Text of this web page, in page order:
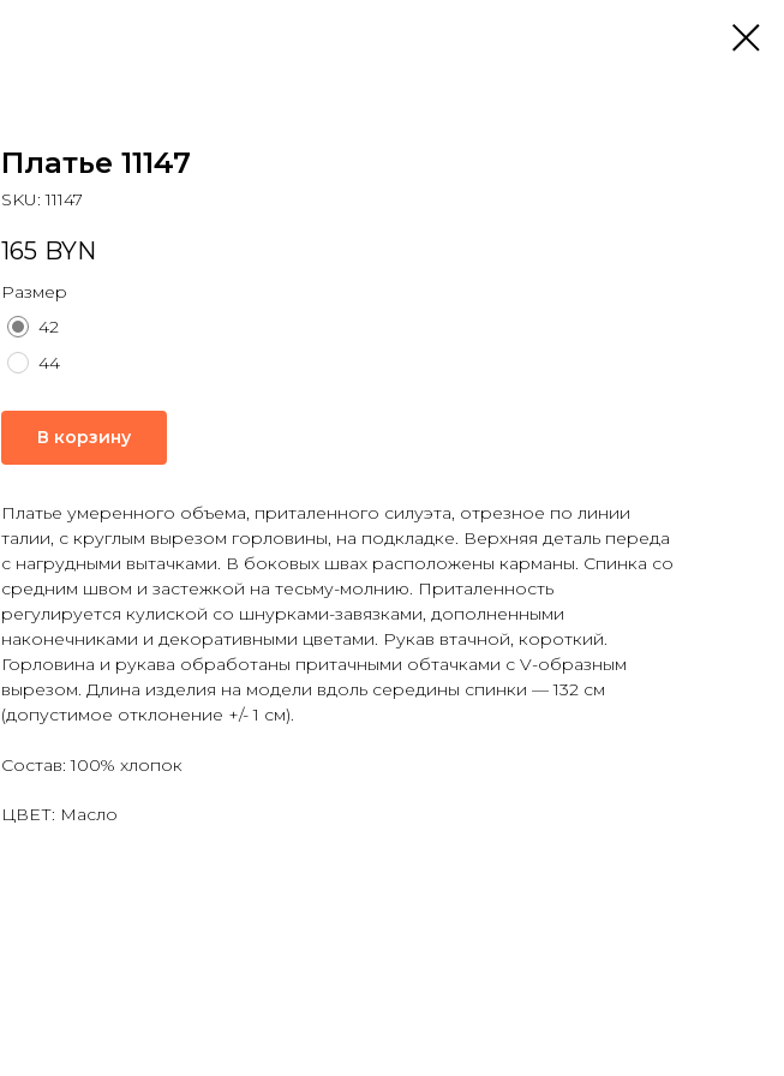
Платье 11147
SKU:11147
165 BYN
Размер
42
44
В корзину
Платье умеренного объема, приталенного силуэта, отрезное по линии
талии, с круглым вырезом горловины, на подкладке. Верхняя деталь переда
с нагрудными вытачками. В боковых швах расположены карманы. Спинка со
средним швом и застежкой на тесьму-молнию. Приталенность
регулируется кулиской со шнурками-завязками, дополненными
наконечниками и декоративными цветами. Рукав втачной, короткий.
Горловина и рукава обработаны притачными обтачками с V-образным
вырезом. Длина изделия на модели вдоль середины спинки — 132 см
(допустимое отклонение +/- 1 см).
Состав: 100% хлопок
ЦВЕТ: Масло